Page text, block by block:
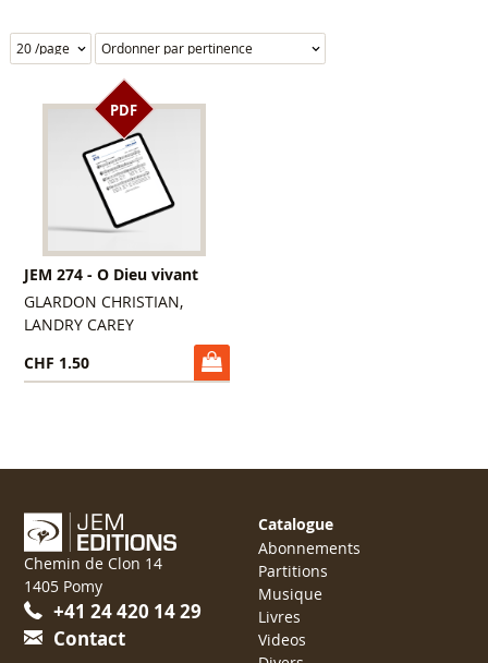
PDF
JEM 274 - O Dieu vivant
GLARDON CHRISTIAN,
LANDRY CAREY
CHF 1.50
Chemin de Clon 14
1405 Pomy
+41 24 420 14 29
Contact
Catalogue
Abonnements
Partitions
Musique
Livres
Videos